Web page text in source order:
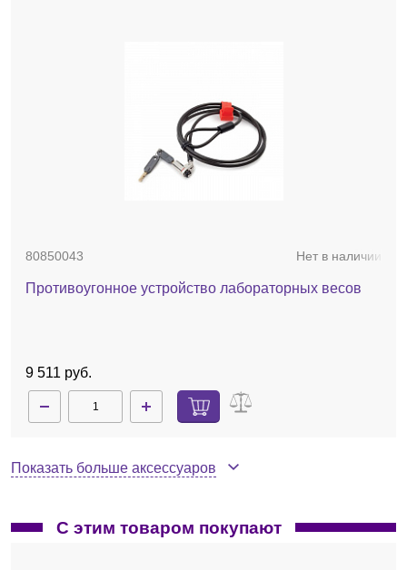
Модель PX3202:
предел взвешивания, г – 3200;
габариты, Ш × В × Г, мм – 209 × 321 × 98;
80850043 Нет в наличии
Противоугонное устройство лабораторных весов
9 511 руб.
Показать больше аксессуаров
С этим товаром покупают